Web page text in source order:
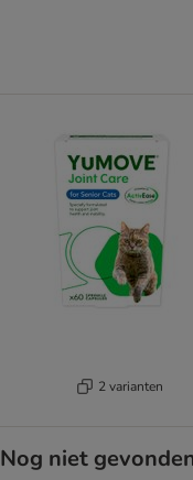
2 varianten
Nog niet